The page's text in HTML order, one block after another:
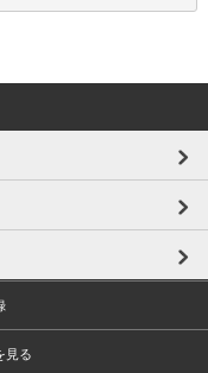
見る